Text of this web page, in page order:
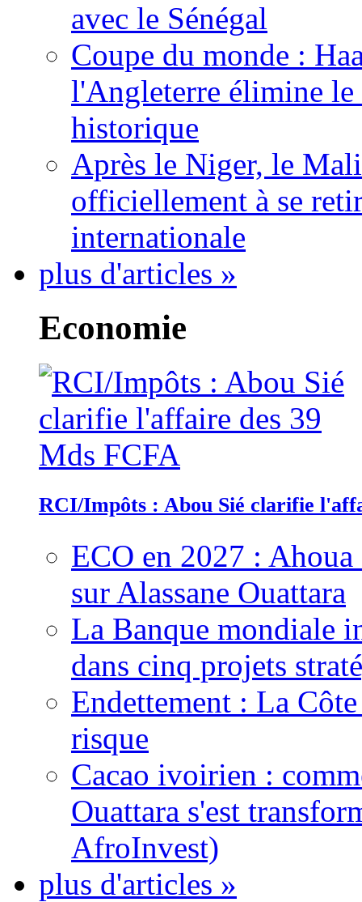
avec le Sénégal
Coupe du monde :
l'Angleterre élimine
historique
Après le Niger, le
officiellement à se
internationale
plus d'articles »
Economie
RCI/Impôts : Abou Sié clarifie
ECO en 2027 :
sur Alassane Ouattara
La Banque mondiale
dans cinq projets
Endettement : La
risque
Cacao ivoirien :
Ouattara s'est
AfroInvest)
plus d'articles »